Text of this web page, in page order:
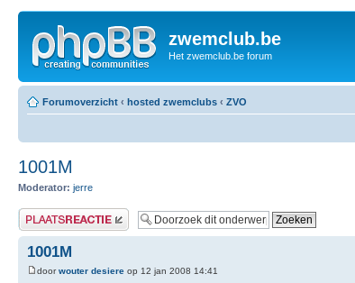
zwemclub.be
Het zwemclub.be forum
Forumoverzicht ‹ hosted zwemclubs ‹ ZVO
1001M
Moderator: jerre
Plaats een reactie
1001M
doorwouter desiere op 12 jan 2008 14:41